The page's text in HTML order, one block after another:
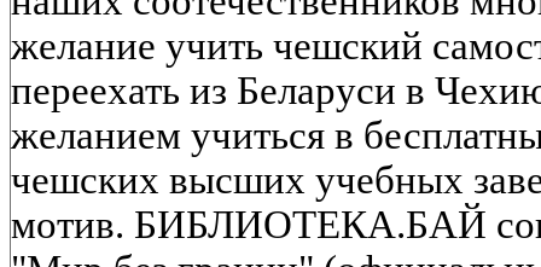
желание учить чешский
переехать из Беларуси в
желанием учиться в
чешских высших учебных
мотив. БИБЛИОТЕКА.БАЙ